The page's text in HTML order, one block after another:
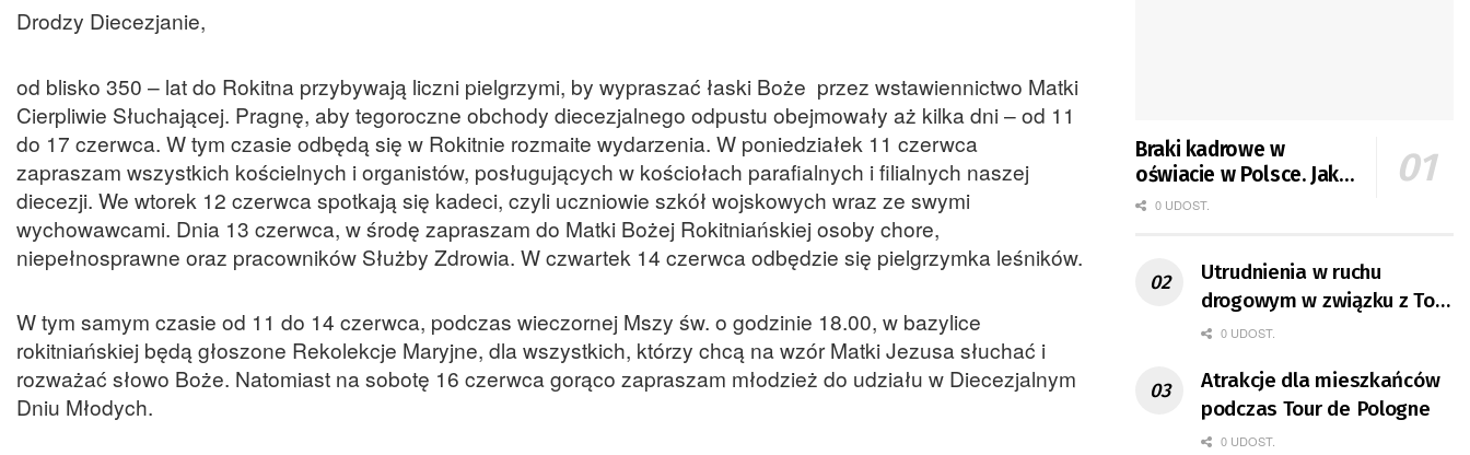
Drodzy Diecezjanie,
od blisko 350 – lat do Rokitna przybywają liczni pielgrzymi, by wypraszać łaski Boże przez wstawiennictwo Matki
Cierpliwie Słuchającej. Pragnę, aby tegoroczne obchody diecezjalnego odpustu obejmowały aż kilka dni – od 11
do 17 czerwca. W tym czasie odbędą się w Rokitnie rozmaite wydarzenia. W poniedziałek 11 czerwca
zapraszam wszystkich kościelnych i organistów, posługujących w kościołach parafialnych i filialnych naszej
diecezji. We wtorek 12 czerwca spotkają się kadeci, czyli uczniowie szkół wojskowych wraz ze swymi
wychowawcami. Dnia 13 czerwca, w środę zapraszam do Matki Bożej Rokitniańskiej osoby chore,
niepełnosprawne oraz pracowników Służby Zdrowia. W czwartek 14 czerwca odbędzie się pielgrzymka leśników.
W tym samym czasie od 11 do 14 czerwca, podczas wieczornej Mszy św. o godzinie 18.00, w bazylice
rokitniańskiej będą głoszone Rekolekcje Maryjne, dla wszystkich, którzy chcą na wzór Matki Jezusa słuchać i
rozważać słowo Boże. Natomiast na sobotę 16 czerwca gorąco zapraszam młodzież do udziału w Diecezjalnym
Dniu Młodych.
Braki kadrowe w
oświacie w Polsce. Jak
jest w Gorzowie?
0 UDOST.
Utrudnienia w ruchu
drogowym w związku z Tour
de Pologne
0 UDOST.
Atrakcje dla mieszkańców
podczas Tour de Pologne
0 UDOST.